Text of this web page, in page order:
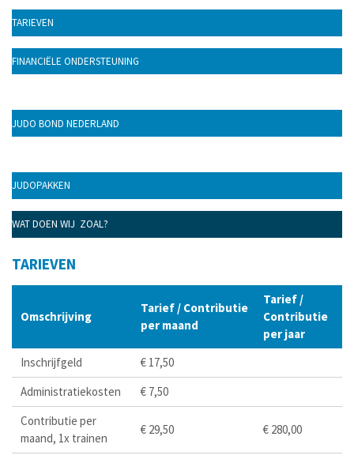
TARIEVEN
FINANCIËLE ONDERSTEUNING
JUDO BOND NEDERLAND
JUDOPAKKEN
WAT DOEN WIJ ZOAL?
TARIEVEN
Omschrijving
Tarief / Contributie
per maand
Tarief /
Contributie
per jaar
Inschrijfgeld
€ 17,50
Administratiekosten
€ 7,50
Contributie per
maand, 1x trainen
€ 29,50 € 280,00